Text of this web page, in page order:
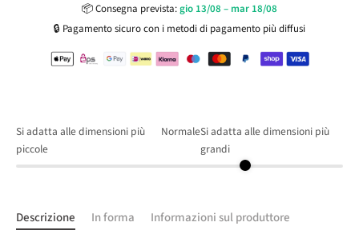
📦Consegna prevista:gio 13/08 – mar 18/08
🔒 Pagamento sicuro con i metodi di pagamento più diffusi
Si adatta alle dimensioni più
piccole
NormaleSi adatta alle dimensioni più
grandi
Descrizione In forma Informazioni sul produttore